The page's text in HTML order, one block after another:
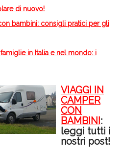
di nuovo!
bambini: consigli pratici per gli
in Italia e nel mondo: i
VIAGGI IN
CAMPER
CON
BAMBINI :
leggi tutti i
nostri post!